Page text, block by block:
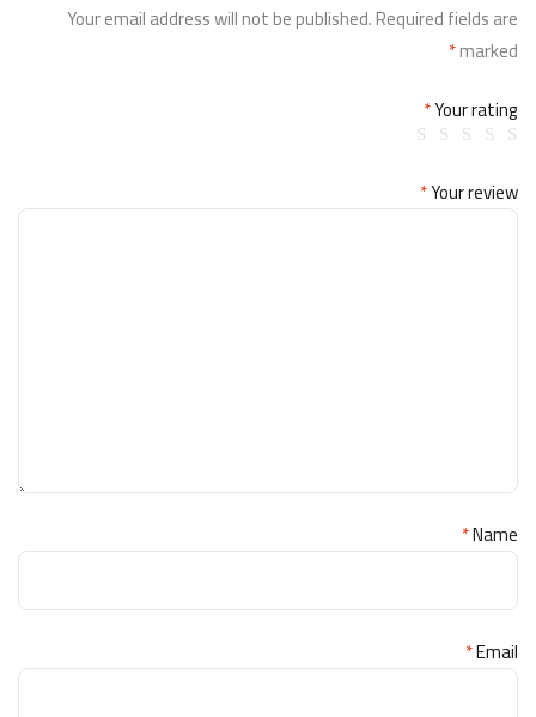
Your email address will not be published.Required fields are
marked
*
Your rating
*
Your review
*
Name
*
Email
*